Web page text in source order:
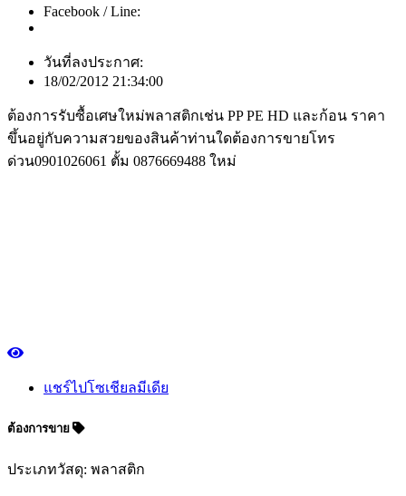
Facebook / Line:
วันที่ลงประกาศ:
18/02/2012 21:34:00
ต้องการรับซื้อเศษใหม่พลาสติกเช่น PP PE HD และก้อน ราคา
ขึ้นอยู่กับความสวยของสินค้าท่านใดต้องการขายโทร
ด่วน0901026061 ตั้ม 0876669488 ใหม่
แชร์ไปโซเชียลมีเดีย
ต้องการขาย
ประเภทวัสดุ: พลาสติก